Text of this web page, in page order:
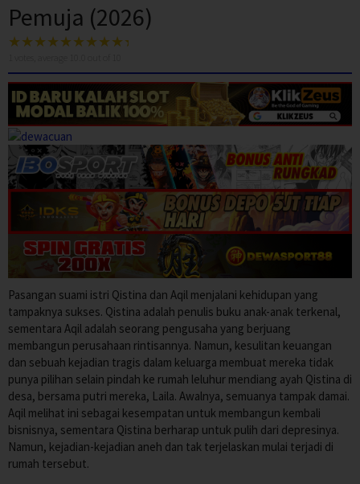
Pemuja (2026)
Pasangan suami istri Qistina dan Aqil menjalani kehidupan yang
tampaknya sukses. Qistina adalah penulis buku anak-anak terkenal,
sementara Aqil adalah seorang pengusaha yang berjuang
membangun perusahaan rintisannya. Namun, kesulitan keuangan
dan sebuah kejadian tragis dalam keluarga membuat mereka tidak
punya pilihan selain pindah ke rumah leluhur mendiang ayah Qistina di
desa, bersama putri mereka, Laila. Awalnya, semuanya tampak damai.
Aqil melihat ini sebagai kesempatan untuk membangun kembali
bisnisnya, sementara Qistina berharap untuk pulih dari depresinya.
Namun, kejadian-kejadian aneh dan tak terjelaskan mulai terjadi di
rumah tersebut.